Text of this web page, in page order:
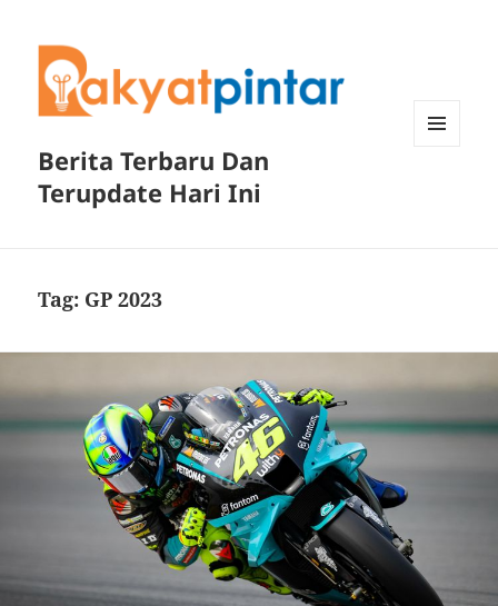
Berita Terbaru Dan
Terupdate Hari Ini
Tag: GP 2023